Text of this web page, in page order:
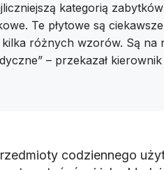
kategorią
Te płytowe są
różnych wzorów. Są na
– przekazał
codziennego